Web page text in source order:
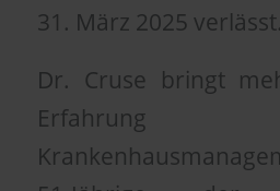
31. März 2025 verlässt.
Dr. Cruse bringt